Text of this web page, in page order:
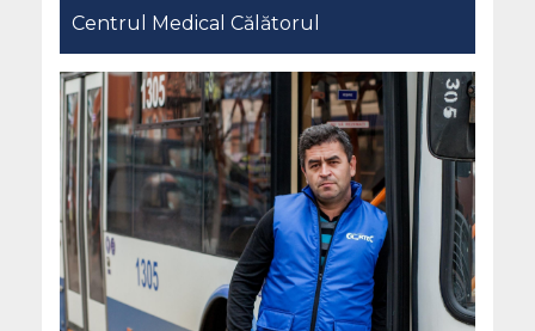
Centrul Medical Călătorul